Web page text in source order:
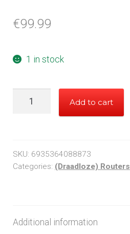
€99.99
1 in stock
Add to cart
SKU: 6935364088873
Categories: (Draadloze) Routers
Additional information